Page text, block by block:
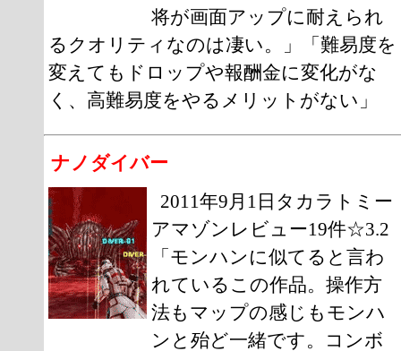
将が画面アップに耐えられ
るクオリティなのは凄い。」「難易度を
変えてもドロップや報酬金に変化がな
く、高難易度をやるメリットがない」
ナノダイバー
2011年9月1日タカラトミー
アマゾンレビュー19件☆3.2
「モンハンに似てると言わ
れているこの作品。操作方
法もマップの感じもモンハ
ンと殆ど一緒です。コンボ